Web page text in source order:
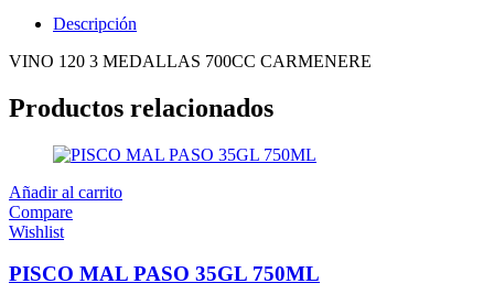
Descripción
VINO 120 3 MEDALLAS 700CC CARMENERE
Productos relacionados
Añadir al carrito
Compare
Wishlist
PISCO MAL PASO 35GL 750ML